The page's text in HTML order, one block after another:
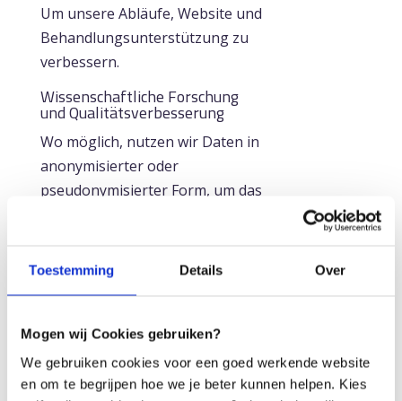
Toestemming Details Over
Mogen wij Cookies gebruiken?
We gebruiken cookies voor een goed werkende website
en om te begrijpen hoe we je beter kunnen helpen. Kies
Um unsere Abläufe, Website und
Behandlungsunterstützung zu
verbessern.
Wissenschaftliche Forschung
und Qualitätsverbesserung
Wo möglich, nutzen wir Daten in
anonymisierter oder
pseudonymisierter Form, um das
entwickeln.
Daten
Wir teilen Ihre persönlichen
Daten nur, wenn dies für unsere